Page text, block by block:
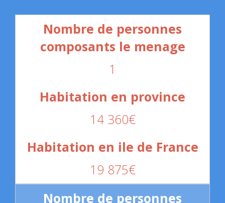
1
14 360€
19 875€